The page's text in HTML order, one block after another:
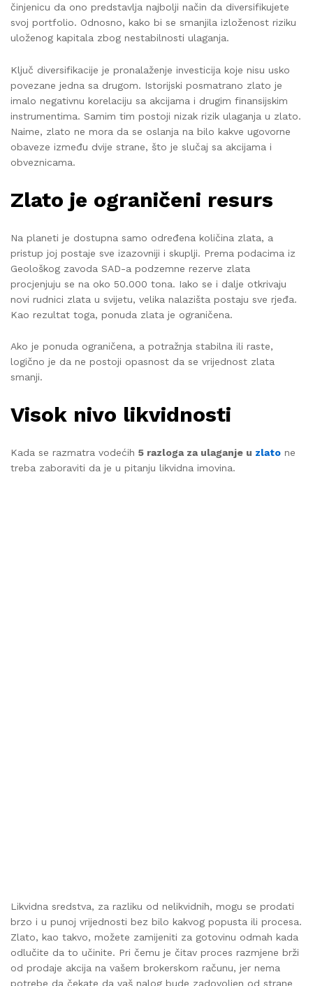
činjenicu da ono predstavlja najbolji način da diversifikujete
svoj portfolio. Odnosno, kako bi se smanjila izloženost riziku
uloženog kapitala zbog nestabilnosti ulaganja.
Ključ diversifikacije je pronalaženje investicija koje nisu usko
povezane jedna sa drugom. Istorijski posmatrano zlato je
imalo negativnu korelaciju sa akcijama i drugim finansijskim
instrumentima. Samim tim postoji nizak rizik ulaganja u zlato.
Naime, zlato ne mora da se oslanja na bilo kakve ugovorne
obaveze između dvije strane, što je slučaj sa akcijama i
obveznicama.
Zlato je ograničeni resurs
Na planeti je dostupna samo određena količina zlata, a
pristup joj postaje sve izazovniji i skuplji. Prema podacima iz
Geološkog zavoda SAD-a podzemne rezerve zlata
procjenjuju se na oko 50.000 tona. Iako se i dalje otkrivaju
novi rudnici zlata u svijetu, velika nalazišta postaju sve rjeđa.
Kao rezultat toga, ponuda zlata je ograničena.
Ako je ponuda ograničena, a potražnja stabilna ili raste,
logično je da ne postoji opasnost da se vrijednost zlata
smanji.
Visok nivo likvidnosti
Kada se razmatra vodećih 5 razloga za ulaganje u zlato ne
treba zaboraviti da je u pitanju likvidna imovina.
Likvidna sredstva, za razliku od nelikvidnih, mogu se prodati
brzo i u punoj vrijednosti bez bilo kakvog popusta ili procesa.
Zlato, kao takvo, možete zamijeniti za gotovinu odmah kada
odlučite da to učinite. Pri čemu je čitav proces razmjene brži
od prodaje akcija na vašem brokerskom računu, jer nema
potrebe da čekate da vaš nalog bude zadovoljen od strane